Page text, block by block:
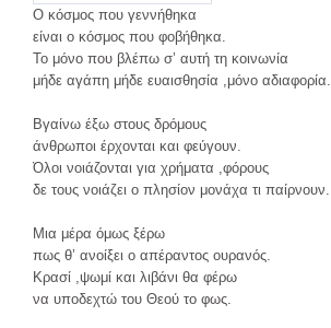
Ο κόσμος που γεννήθηκα
είναι ο κόσμος που φοβήθηκα.
Το μόνο που βλέπω σ’ αυτή τη κοινωνία
μήδε αγάπη μήδε ευαισθησία ,μόνο αδιαφορία.
Βγαίνω έξω στους δρόμους
άνθρωποι έρχονται και φεύγουν.
Όλοι νοιάζονται για χρήματα ,φόρους
δε τους νοιάζει ο πλησίον μονάχα τι παίρνουν.
Μια μέρα όμως ξέρω
πως θ’ ανοίξει ο απέραντος ουρανός.
Κρασί ,ψωμί και λιβάνι θα φέρω
να υποδεχτώ του Θεού το φως.